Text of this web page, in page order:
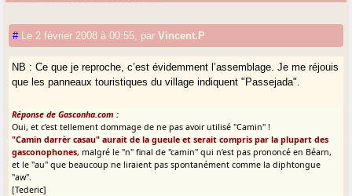
# Le 2 février 2008 à 00:55 parVincent.P
NB : Ce que je reproche, c’est évidemment l’assemblage. Je me réjouis
que les panneaux touristiques du village indiquent "Passejada".
Réponse de Gasconha.com :
Oui, et c’est tellement dommage de ne pas avoir utilisé "Camin" !
"Camin darrèr casau" aurait de la gueule et serait compris par la plupart des
gasconophones, malgré le "n" final de "camin" qui n’est pas prononcé en Béarn,
et le "au" que beaucoup ne liraient pas spontanément comme la diphtongue
"aw".
[Tederic]